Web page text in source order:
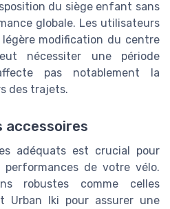
du siège enfant sans
globale. Les utilisateurs
modification du centre
nécessiter une période
pas notablement la
des trajets.
accessoires
adéquats est crucial pour
performances de votre vélo.
robustes comme celles
Urban Iki pour assurer une